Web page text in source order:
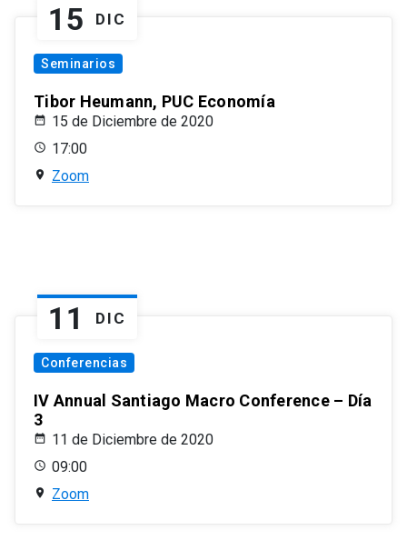
15 DIC
Seminarios
Tibor Heumann, PUC Economía
15 de Diciembre de 2020
17:00
Zoom
11 DIC
Conferencias
IV Annual Santiago Macro Conference – Día
3
11 de Diciembre de 2020
09:00
Zoom